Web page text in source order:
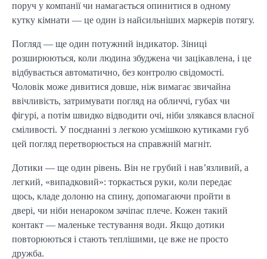
поруч у компанії чи намагається опинитися в одному
кутку кімнати — це один із найсильніших маркерів потягу.
Погляд — ще один потужний індикатор. Зіниці
розширюються, коли людина збуджена чи зацікавлена, і це
відбувається автоматично, без контролю свідомості.
Чоловік може дивитися довше, ніж вимагає звичайна
ввічливість, затримувати погляд на обличчі, губах чи
фігурі, а потім швидко відводити очі, ніби злякався власної
сміливості. У поєднанні з легкою усмішкою кутиками губ
цей погляд перетворюється на справжній магніт.
Дотики — ще один рівень. Він не грубий і нав’язливий, а
легкий, «випадковий»: торкається руки, коли передає
щось, кладе долоню на спину, допомагаючи пройти в
двері, чи ніби ненароком зачіпає плече. Кожен такий
контакт — маленьке тестування води. Якщо дотики
повторюються і стають теплішими, це вже не просто
дружба.